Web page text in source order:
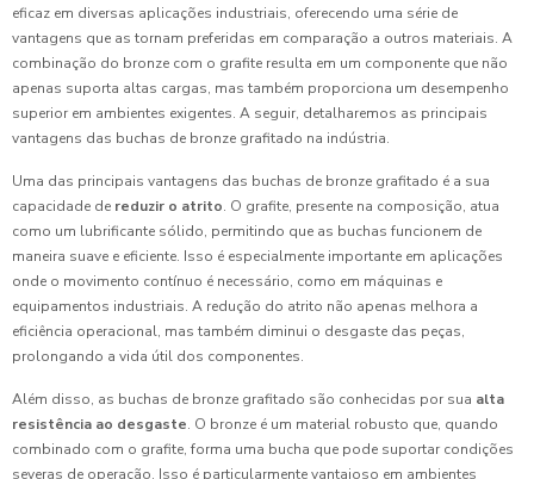
eficaz em diversas aplicações industriais, oferecendo uma série de
vantagens que as tornam preferidas em comparação a outros materiais. A
combinação do bronze com o grafite resulta em um componente que não
apenas suporta altas cargas, mas também proporciona um desempenho
superior em ambientes exigentes. A seguir, detalharemos as principais
vantagens das buchas de bronze grafitado na indústria.
Uma das principais vantagens das buchas de bronze grafitado é a sua
capacidade de reduzir o atrito. O grafite, presente na composição, atua
como um lubrificante sólido, permitindo que as buchas funcionem de
maneira suave e eficiente. Isso é especialmente importante em aplicações
onde o movimento contínuo é necessário, como em máquinas e
equipamentos industriais. A redução do atrito não apenas melhora a
eficiência operacional, mas também diminui o desgaste das peças,
prolongando a vida útil dos componentes.
Além disso, as buchas de bronze grafitado são conhecidas por sua alta
resistência ao desgaste. O bronze é um material robusto que, quando
combinado com o grafite, forma uma bucha que pode suportar condições
severas de operação. Isso é particularmente vantajoso em ambientes